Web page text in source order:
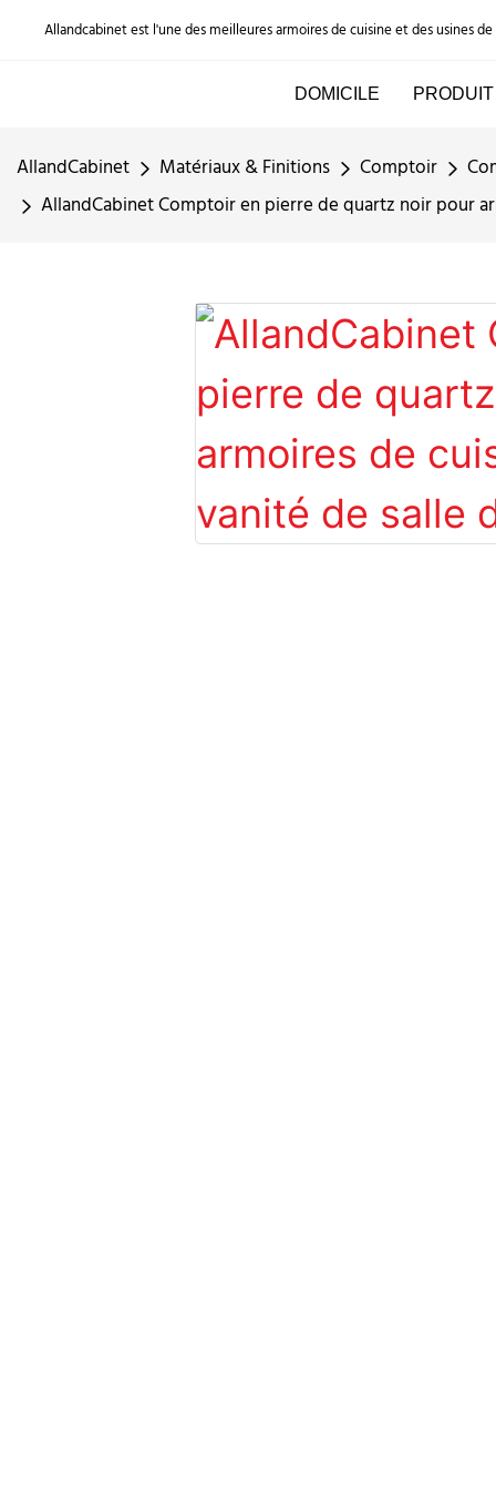
Allandcabinet est l'une des meilleures armoires de cuisine et des usines
DOMICILE PRODUIT
AllandCabinet Matériaux & Finitions Comptoir
AllandCabinet Comptoir en pierre de quartz noir pour